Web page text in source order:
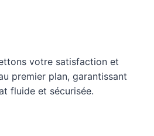
votre satisfaction et
premier plan, garantissant
fluide et sécurisée.